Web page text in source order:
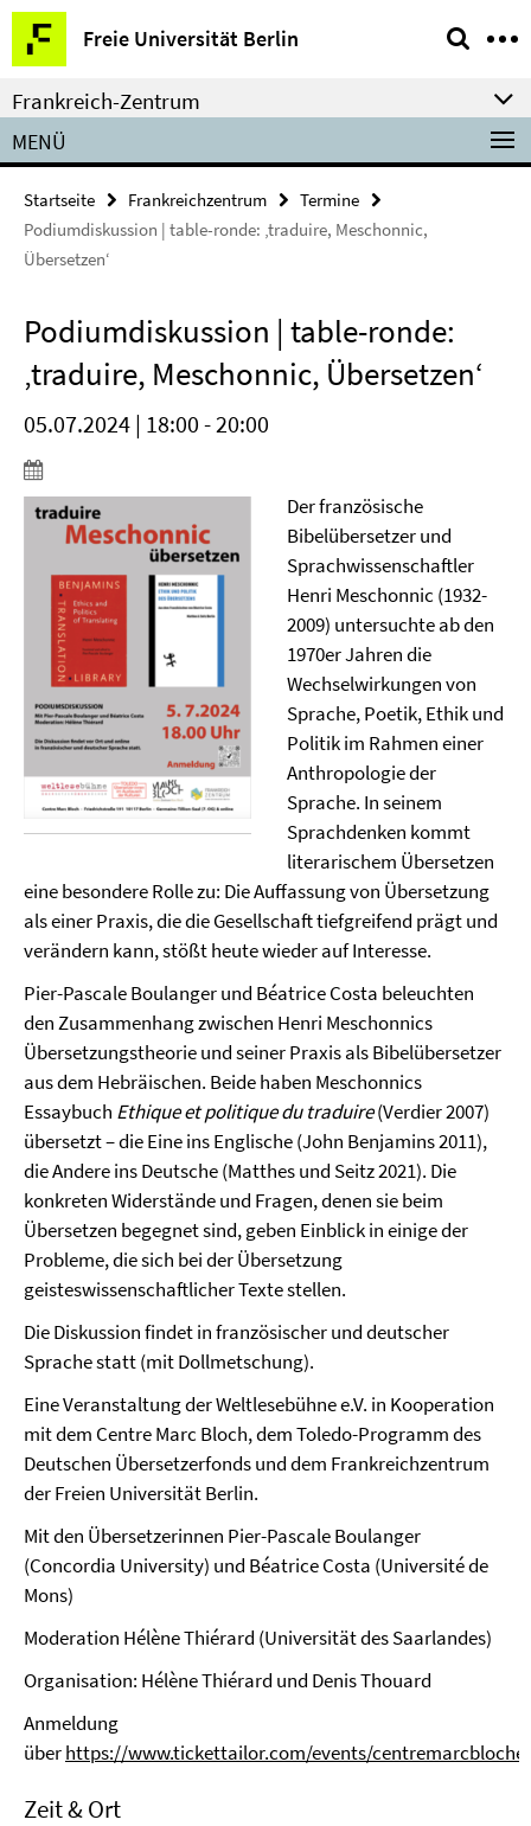
Springe
direkt
zu
Inhalt
Freie Universität Berlin
Service-
Navigation
Frankreich-Zentrum
MENÜ
Startseite Frankreichzentrum
Termine
Podiumdiskussion | table-ronde: ‚traduire, Meschonnic,
Übersetzen‘
Podiumdiskussion | table-ronde:
‚traduire, Meschonnic, Übersetzen‘
05.07.2024 | 18:00 - 20:00
Der französische
Bibelübersetzer und
Sprachwissenschaftler
Henri Meschonnic (1932-
2009) untersuchte ab den
1970er Jahren die
Wechselwirkungen von
Sprache, Poetik, Ethik und
Politik im Rahmen einer
Anthropologie der
Sprache. In seinem
Sprachdenken kommt
literarischem Übersetzen
eine besondere Rolle zu: Die Auffassung von Übersetzung
als einer Praxis, die die Gesellschaft tiefgreifend prägt und
verändern kann, stößt heute wieder auf Interesse.
Pier-Pascale Boulanger und Béatrice Costa beleuchten
den Zusammenhang zwischen Henri Meschonnics
Übersetzungstheorie und seiner Praxis als Bibelübersetzer
aus dem Hebräischen. Beide haben Meschonnics
Essaybuch Ethique et politique du traduire(Verdier 2007)
übersetzt – die Eine ins Englische (John Benjamins 2011),
die Andere ins Deutsche (Matthes und Seitz 2021). Die
konkreten Widerstände und Fragen, denen sie beim
Übersetzen begegnet sind, geben Einblick in einige der
Probleme, die sich bei der Übersetzung
geisteswissenschaftlicher Texte stellen.
Die Diskussion findet in französischer und deutscher
Sprache statt (mit Dollmetschung).
Eine Veranstaltung der Weltlesebühne e.V. in Kooperation
mit dem Centre Marc Bloch, dem Toledo-Programm des
Deutschen Übersetzerfonds und dem Frankreichzentrum
der Freien Universität Berlin.
Mit den Übersetzerinnen Pier-Pascale Boulanger
(Concordia University) und Béatrice Costa (Université de
Mons)
Moderation Hélène Thiérard (Universität des Saarlandes)
Organisation: Hélène Thiérard und Denis Thouard
Anmeldung
überhttps://www.tickettailor.com/events/
Zeit & Ort